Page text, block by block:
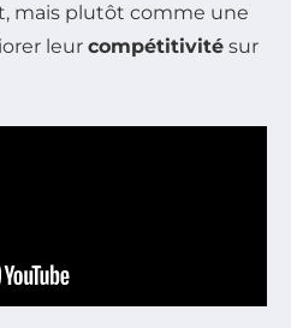
mais plutôt comme une
leur compétitivité sur